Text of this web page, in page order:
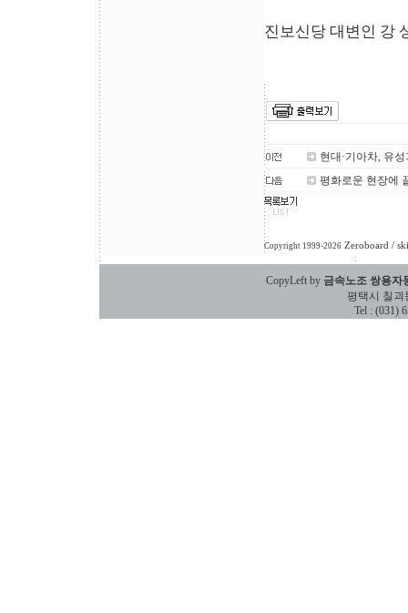
진보신당 대변인 강
현대·기아차, 유
평화로운 현장에
Copyright 1999-2026 Zeroboard /
CopyLeft by 금속노조 쌍용자
평택시 칠괴동
Tel : (031)